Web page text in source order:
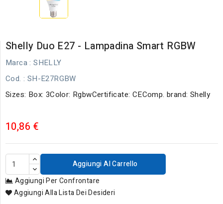
Shelly Duo E27 - Lampadina Smart RGBW
Marca : SHELLY
Cod. : SH-E27RGBW
Sizes: Box: 3Color: RgbwCertificate: CEComp. brand: Shelly
10,86 €
Aggiungi Al Carrello
Aggiungi Per Confrontare
Aggiungi Alla Lista Dei Desideri